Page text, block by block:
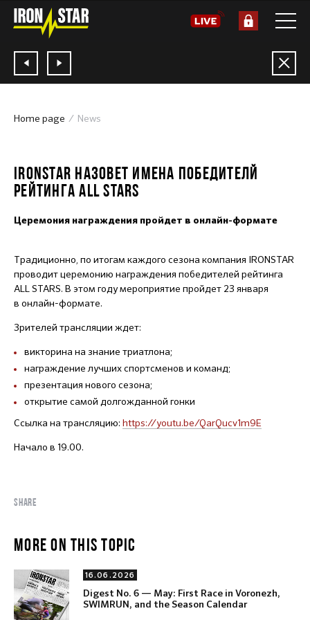
Home page News
IRONSTAR НАЗОВЕТ ИМЕНА ПОБЕДИТЕЛЙ
РЕЙТИНГА ALL STARS
Церемония награждения пройдет в онлайн-формате
Традиционно, по итогам каждого сезона компания IRONSTAR
проводит церемонию награждения победителей рейтинга
ALL STARS. В этом году мероприятие пройдет 23 января
в онлайн-формате.
Зрителей трансляции ждет:
викторина на знание триатлона;
награждение лучших спортсменов и команд;
презентация нового сезона;
открытие самой долгожданной гонки
Ссылка на трансляцию: https://youtu.be/QarQucv1m9E
Начало в 19.00.
SHARE
MORE ON THIS TOPIC
16.06.2026
Digest No. 6 — May: First Race in Voronezh,
SWIMRUN, and the Season Calendar